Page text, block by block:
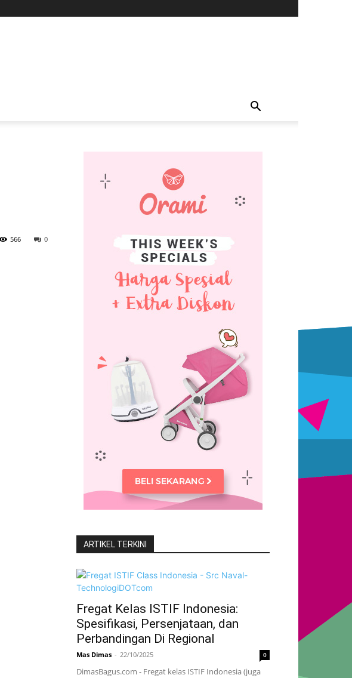
0
566
ARTIKEL TERKINI
Fregat Kelas ISTIF Indonesia:
Spesifikasi, Persenjataan, dan
Perbandingan Di Regional
Mas Dimas - 22/10/2025 0
DimasBagus.com - Fregat kelas ISTIF Indonesia (juga